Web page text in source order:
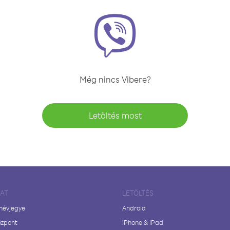
Még nincs Vibere?
Letöltés most
LETÖLTÉS
Android
iPhone & iPad